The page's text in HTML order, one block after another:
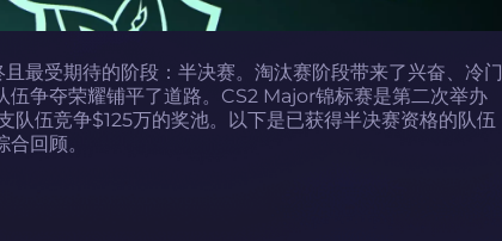
最受期待的阶段：半决赛。淘汰赛阶段带来了兴奋、冷门
伍争夺荣耀铺平了道路。CS2 Major锦标赛是第二次举办
队伍竞争$125万的奖池。以下是已获得半决赛资格的队伍
回顾。